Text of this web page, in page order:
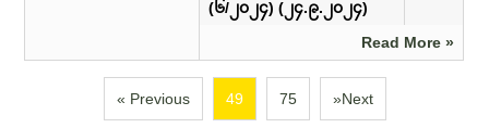
(၆/၂၀၂၄) (၂၄.၉.၂၀၂၄)
Read More »
« Previous 49 75 »Next